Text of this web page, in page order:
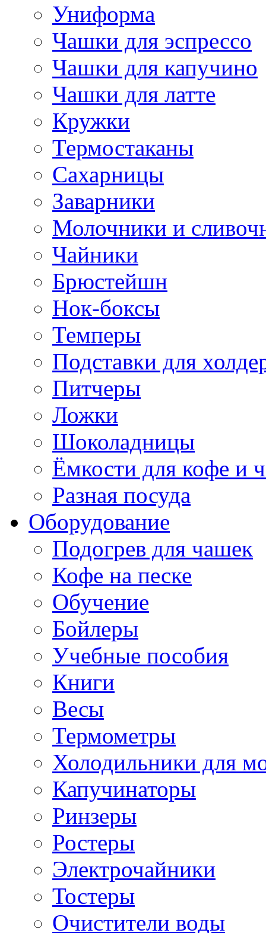
Униформа
Чашки для эспрессо
Чашки для капучино
Чашки для латте
Кружки
Термостаканы
Сахарницы
Заварники
Молочники и
Чайники
Брюстейшн
Нок-боксы
Темперы
Подставки для
Питчеры
Ложки
Шоколадницы
Ёмкости для кофе и
Разная посуда
Оборудование
Подогрев для чашек
Кофе на песке
Обучение
Бойлеры
Учебные пособия
Книги
Весы
Термометры
Холодильники для
Капучинаторы
Ринзеры
Ростеры
Электрочайники
Тостеры
Очистители воды